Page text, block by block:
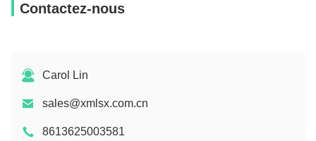
Contactez-nous
Carol Lin
sales@xmlsx.com.cn
8613625003581